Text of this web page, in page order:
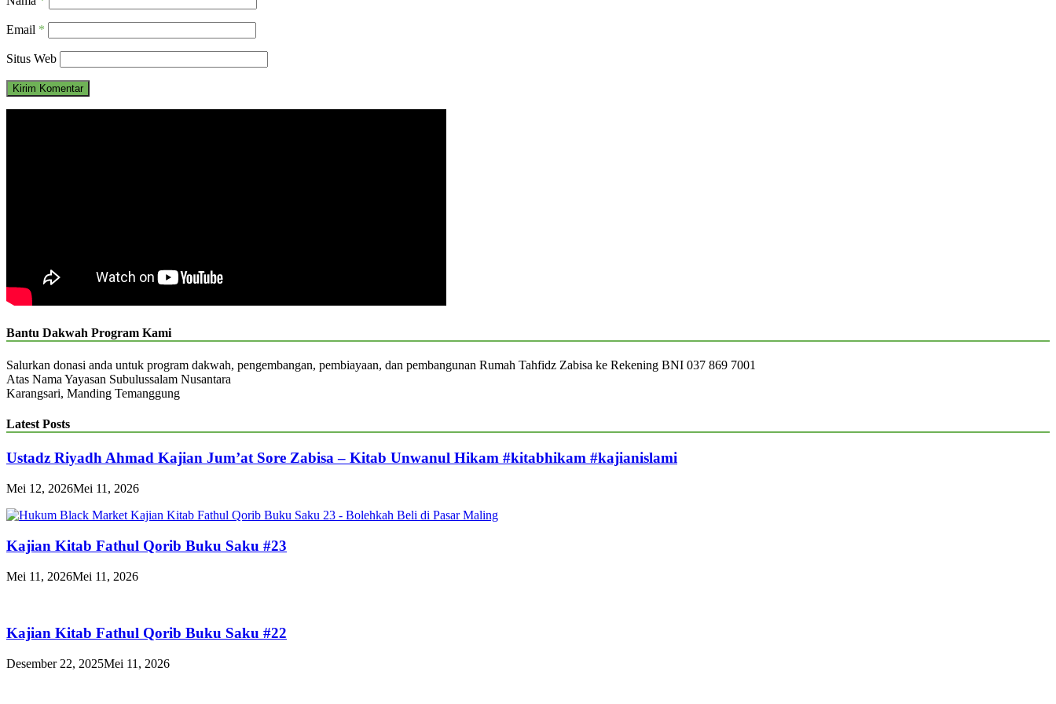
Email *
Situs Web
Bantu Dakwah Program Kami
Salurkan donasi anda untuk program dakwah, pengembangan, pembiayaan, dan pembangunan Rumah Tahfidz Zabisa ke Rekening BNI 037 869 7001
Atas Nama Yayasan Subulussalam Nusantara
Karangsari, Manding Temanggung
Latest Posts
Ustadz Riyadh Ahmad Kajian Jum’at Sore Zabisa – Kitab Unwanul Hikam #kitabhikam #kajianislami
Mei 12, 2026Mei 11, 2026
Kajian Kitab Fathul Qorib Buku Saku #23
Mei 11, 2026Mei 11, 2026
Kajian Kitab Fathul Qorib Buku Saku #22
Desember 22, 2025Mei 11, 2026